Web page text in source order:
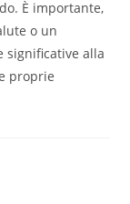
È importante,
o un
significative alla
proprie